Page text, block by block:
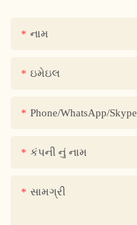
નામ
ઇમેઇલ
Phone/WhatsApp/Skype
કંપની નું નામ
સામગ્રી